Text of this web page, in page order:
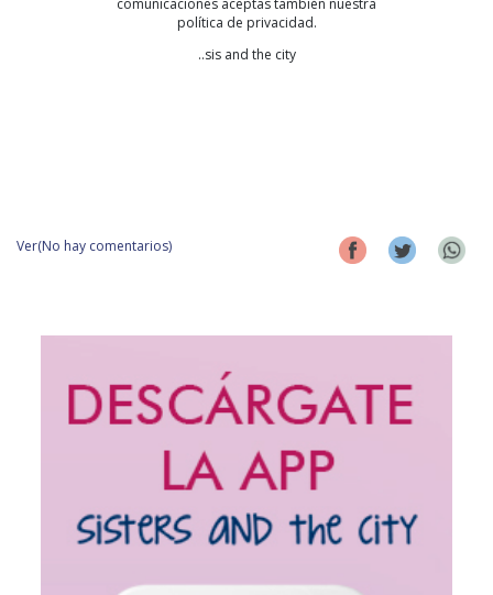
comunicaciones aceptas también nuestra
política de privacidad.
..sis and the city
Ver(No hay comentarios)